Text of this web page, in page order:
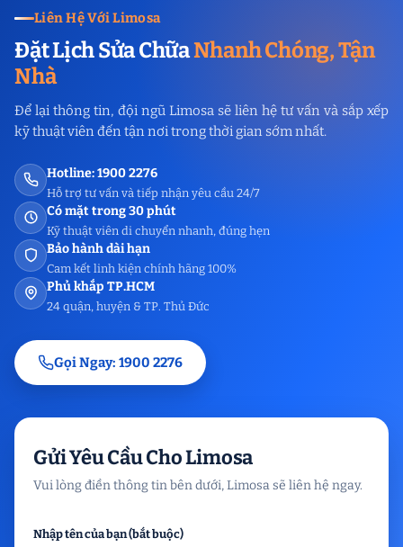
Liên Hệ Với Limosa
Đặt Lịch Sửa ChữaNhanh Chóng, Tận
Nhà
Để lại thông tin, đội ngũ Limosa sẽ liên hệ tư vấn và sắp xếp
kỹ thuật viên đến tận nơi trong thời gian sớm nhất.
Hotline: 1900 2276
Hỗ trợ tư vấn và tiếp nhận yêu cầu 24/7
Có mặt trong 30 phút
Kỹ thuật viên di chuyển nhanh, đúng hẹn
Bảo hành dài hạn
Cam kết linh kiện chính hãng 100%
Phủ khắp TP.HCM
24 quận, huyện & TP. Thủ Đức
Gọi Ngay: 1900 2276
Gửi Yêu Cầu Cho Limosa
Vui lòng điền thông tin bên dưới, Limosa sẽ liên hệ ngay.
Nhập tên của bạn (bắt buộc)